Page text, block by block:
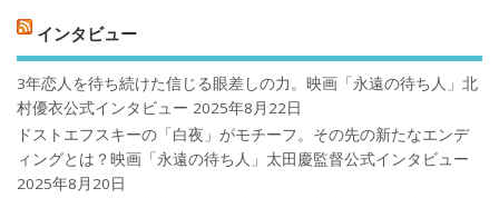
インタビュー
3年恋人を待ち続けた信じる眼差しの力。映画「永遠の待ち人」北
村優衣公式インタビュー 2025年8月22日
ドストエフスキーの「白夜」がモチーフ。その先の新たなエンデ
ィングとは？映画「永遠の待ち人」太田慶監督公式インタビュー
2025年8月20日